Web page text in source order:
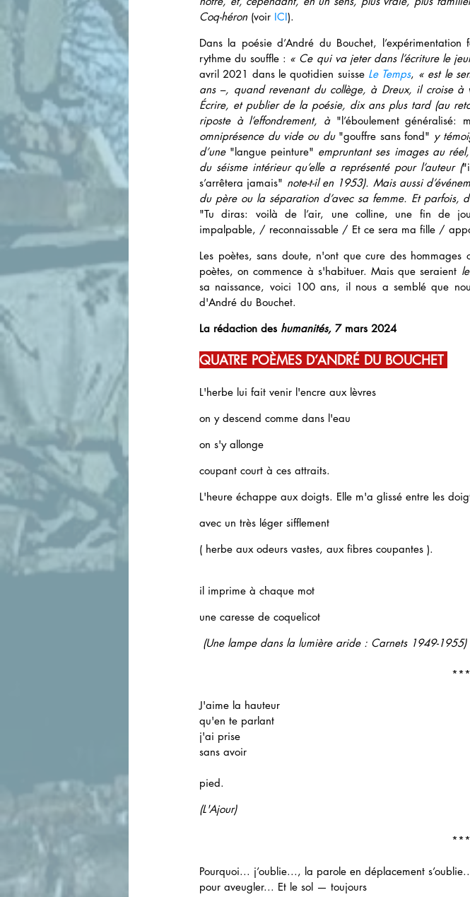
Coq-héron (voir ICI).
Dans la poésie d’André du Bouchet,
rythme du souffle : « Ce qui va jeter dans l’écriture le
avril 2021 dans le quotidien suisse Le Temps, « est le
ans –, quand revenant du collège, à Dreux, il croise
Écrire, et publier de la poésie, dix ans plus tard (au
riposte à l’effondrement, à "l’éboulement généralisé:
omniprésence du vide ou du "gouffre sans fond" y
d’une "langue peinture" empruntant ses images au
du séisme intérieur qu’elle a représenté pour l’auteur (
s’arrêtera jamais" note-t-il en 1953). Mais aussi
"Tu diras: voilà de l’air, une colline, une fin de
impalpable, / reconnaissable / Et ce sera ma fille /
Les poètes, sans doute, n'ont que cure des
poètes, on commence à s'habituer. Mais que seraient
sa naissance, voici 100 ans, il nous a semblé que
d'André du Bouchet.
La rédaction des humanités, 7 mars 2024
QUATRE POÈMES D’ANDRÉ DU BOUCHET
L'herbe lui fait venir l'encre aux lèvres
on y descend comme dans l'eau
on s'y allonge
coupant court à ces attraits.
L'heure échappe aux doigts. Elle m'a glissé entre les
avec un très léger sifflement
( herbe aux odeurs vastes, aux fibres coupantes ).
il imprime à chaque mot
une caresse de coquelicot
(Une lampe dans la lumière aride : Carnets 1949-1955)
***
J'aime la hauteur
qu'en te parlant
j'ai prise
sans avoir
pied.
(L'Ajour)
***
Pourquoi... j’oublie..., la parole en déplacement
pour aveugler... Et le sol — toujours